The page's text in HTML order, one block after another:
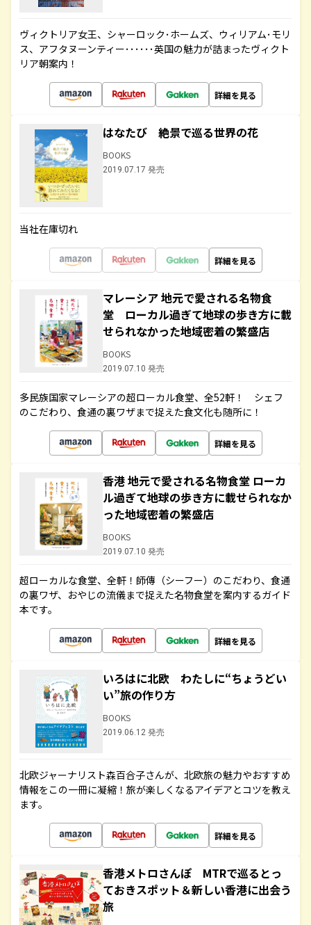
ヴィクトリア女王、シャーロック･ホームズ、ウィリアム･モリ
ス、アフタヌーンティー･･････英国の魅力が詰まったヴィクト
リア朝案内！
詳細を見る
はなたび 絶景で巡る世界の花
BOOKS
2019.07.17 発売
当社在庫切れ
詳細を見る
マレーシア 地元で愛される名物食
堂 ローカル過ぎて地球の歩き方に載
せられなかった地域密着の繁盛店
BOOKS
2019.07.10 発売
多民族国家マレーシアの超ローカル食堂、全52軒！ シェフ
のこだわり、食通の裏ワザまで捉えた食文化も随所に！
詳細を見る
香港 地元で愛される名物食堂 ローカ
ル過ぎて地球の歩き方に載せられなか
った地域密着の繁盛店
BOOKS
2019.07.10 発売
超ローカルな食堂、全軒！師傳（シーフー）のこだわり、食通
の裏ワザ、おやじの流儀まで捉えた名物食堂を案内するガイド
本です。
詳細を見る
いろはに北欧 わたしに“ちょうどい
い”旅の作り方
BOOKS
2019.06.12 発売
北欧ジャーナリスト森百合子さんが、北欧旅の魅力やおすすめ
情報をこの一冊に凝縮！旅が楽しくなるアイデアとコツを教え
ます。
詳細を見る
香港メトロさんぽ MTRで巡るとっ
ておきスポット＆新しい香港に出会う
旅